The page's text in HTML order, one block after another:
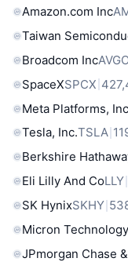
Amazon.com Inc
Taiwan
Broadcom Inc
SpaceXSPCX
Meta Platforms,
Tesla, Inc.TSLA
Berkshire
Eli Lilly And CoLLY
SK HynixSKHY
Micron
JPmorgan Chase